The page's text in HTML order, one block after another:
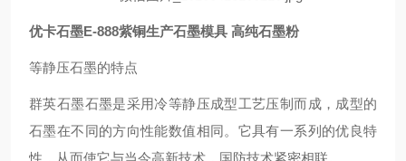
优卡石墨E-888紫铜生产石墨模具 高纯石墨粉
等静压石墨的特点
群英石墨石墨是采用冷等静压成型工艺压制而成，成型的
石墨在不同的方向性能数值相同。它具有一系列的优良特
性，从而使它与当今高新技术，国防技术紧密相联。